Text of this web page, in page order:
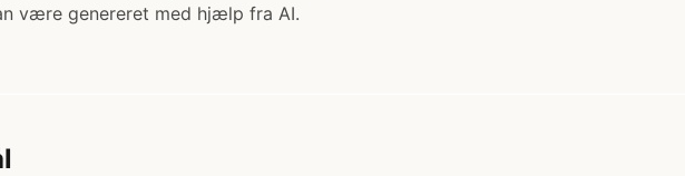
være genereret med hjælp fra AI.